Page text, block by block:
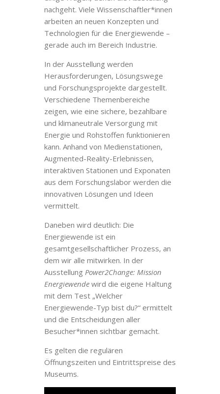
nachgeht. Viele Wissenschaftler*innen
arbeiten an neuen Konzepten und
Technologien für die Energiewende –
gerade auch im Bereich Industrie.
In der Ausstellung werden
Herausforderungen, Lösungswege
und Forschungsprojekte dargestellt.
Verschiedene Themenbereiche
zeigen, wie eine sichere, bezahlbare
und klimaneutrale Versorgung mit
Energie und Rohstoffen funktionieren
kann. Anhand von Medienstationen,
Augmented-Reality-Erlebnissen,
interaktiven Stationen und Exponaten
aus dem Forschungslabor werden die
innovativen Lösungen und Ideen
vermittelt.
Daneben wird deutlich: Die
Energiewende ist ein
gesamtgesellschaftlicher Prozess, an
dem wir alle mitwirken. In der
Ausstellung Power2Change: Mission
Energiewende wird die eigene Haltung
mit dem Test „Welcher
Energiewende-Typ bist du?“ ermittelt
und die Entscheidungen aller
Besucher*innen sichtbar gemacht.
Es gelten die regulären
Öffnungszeiten und Eintrittspreise des
Museums.